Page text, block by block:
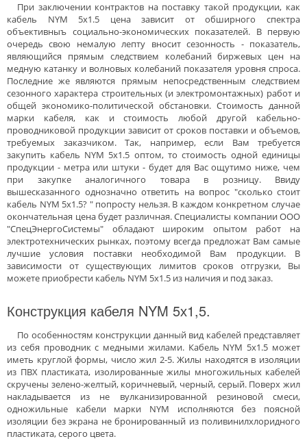
При заключении контрактов на поставку такой продукции, как
кабель NYM 5x1.5 цена зависит от обширного спектра
объективныъ социально-экономических показателей. В первую
очередь свою немалую лепту вносит сезонность - показатель,
являющийся прямым следствием колебаний биржевых цен на
медную катанку и волновых колебаний показателя уровня спроса.
Последние же являются прямым непосредственным следствием
сезонного характера строительных (и электромонтажных) работ и
общей экономико-политической обстановки. Стоимость данной
марки кабеля, как и стоимость любой другой кабельно-
проводниковой продукции зависит от сроков поставки и объемов,
требуемых заказчиком. Так, например, если Вам требуется
закупить кабель NYM 5x1.5 оптом, то стоимость одной единицы
продукции - метра или штуки - будет для Вас ощутимо ниже, чем
при закупке аналогичного товара в розницу. Ввиду
вышесказанного однозначно ответить на вопрос "сколько стоит
кабель NYM 5x1.5? " попросту нельзя. В каждом конкретном случае
окончательная цена будет различная. Специалисты компании ООО
"СпецЭнергоСистемы" обладают широким опытом работ на
электротехнических рынках, поэтому всегда предложат Вам самые
лучшие условия поставки необходимой Вам продукции. В
зависимости от существующих лимитов сроков отгрузки, Вы
можете приобрести кабель NYM 5x1.5 из наличия и под заказ.
Конструкция кабеля NYM 5х1,5.
По особенностям конструкции данный вид кабелей представляет
из себя проводник с медными жилами. Кабель NYM 5x1.5 может
иметь круглой формы, число жил 2-5. Жилы находятся в изоляции
из ПВХ пластиката, изолированные жилы многожильных кабелей
скручены зелено-желтый, коричневый, черный, серый. Поверх жил
накладывается из не вулканизированной резиновой смеси,
одножильные кабели марки NYM исполняются без поясной
изоляции без экрана не бронированный из поливинилхлоридного
пластиката, серого цвета.